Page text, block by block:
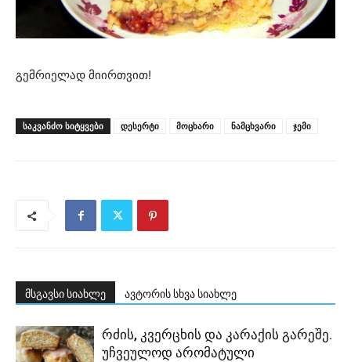
გემრიელად მიირთვით!
ᲡᲐᲙᲕᲐᲜᲫᲝ ᲡᲘᲢᲧᲕᲔᲑᲘ დესერტი მოცხარი ნამცხვარი ჯემი
მსგავსი სიახლე ავტორის სხვა სიახლე
რძის, კვერცხის და კარაქის გარეშე.
უჩვეულოდ არომატული